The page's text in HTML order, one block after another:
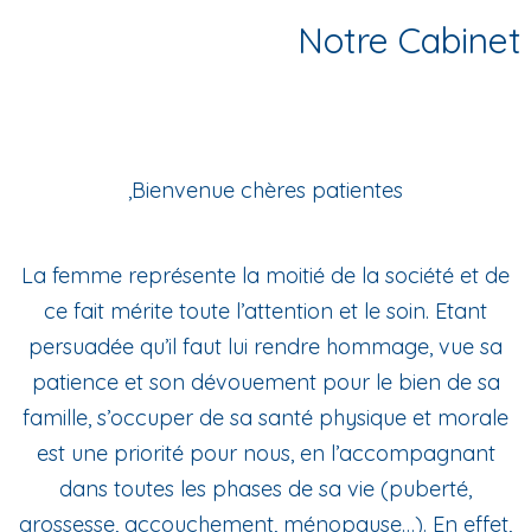
Notre Cabinet
Bienvenue chères patientes,
La femme représente la moitié de la société et de
ce fait mérite toute l’attention et le soin. Etant
persuadée qu’il faut lui rendre hommage, vue sa
patience et son dévouement pour le bien de sa
famille, s’occuper de sa santé physique et morale
est une priorité pour nous, en l’accompagnant
dans toutes les phases de sa vie (puberté,
grossesse, accouchement, ménopause…). En effet,